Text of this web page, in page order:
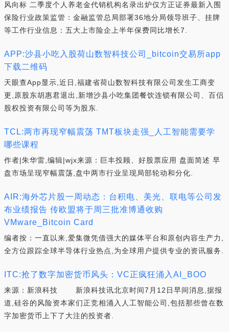
风向标 二季度个人养老金代销机构名录出炉仅方正证券最新入围
保险行业政策监管：金融监管总局部署36地分局领导班子、挂牌
等工作行业信息：五大上市险企上半年保费同比增长7.
APP:沙县小吃入股荷山数智科技公司_bitcoin交易所app
下载二维码
天眼查App显示,近日,福建省荷山数智科技有限公司发生工商变
更,原股东胡惠君退出,新增沙县小吃集团餐饮连锁有限公司、百侣
股权投资有限公司等为股东.
TCL:两市再现窄幅震荡 TMT板块走强_人工智能需要学
哪些课程
作者|朱华雷,编辑|wjx来源：巨丰投顾、好股票应用 盘面简述 早
盘市场呈现窄幅震荡,盘中两市行业呈现局部轮动和分化.
AIR:海外芯片股一周动态：台积电、美光、联电等公司发
布业绩报告 传欧盟将于周三批准博通收购
VMware_Bitcoin Card
编者按：一直以来,爱集微凭借强大的媒体平台和原创内容生产力,
全方位跟踪全球半导体行业热点,为全球用户提供专业的资讯服务.
ITC:抢了数字加密货币风头：VC正疯狂涌入AI_BOO
来源：新浪科技 新浪科技讯北京时间7月12日早间消息,据报
道,硅谷的风险资本家们正竞相涌入人工智能公司,包括那些曾在数
字加密货币上下了大注的投资者.